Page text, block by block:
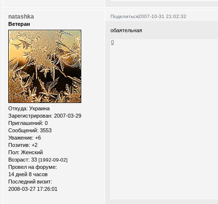
Поделиться2007-10-31 21:02:32
natashka
Ветеран
Откуда: Украина
Зарегистрирован: 2007-03-29
Приглашений: 0
Сообщений: 3553
Уважение: +6
Позитив: +2
Пол: Женский
Возраст: 33 [1992-09-02]
Провел на форуме:
14 дней 8 часов
Последний визит:
2008-03-27 17:26:01
обаятельная
0